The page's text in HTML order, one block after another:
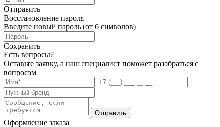
Отправить
Восстановление пароля
Введите новый пароль (от 6 символов)
Сохранить
Есть вопросы?
Оставьте заявку, а наш специалист поможет разобраться с
вопросом
Отправить
Оформление заказа